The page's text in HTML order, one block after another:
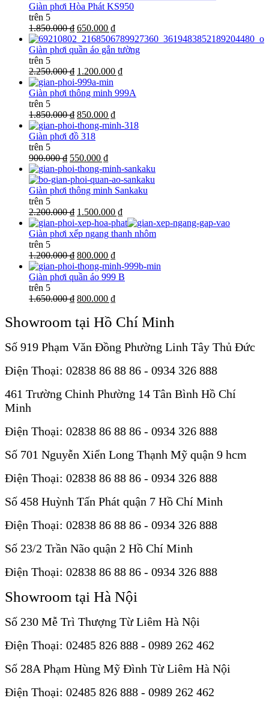
Giàn phơi Hòa Phát KS950
trên 5
1.850.000 ₫ 650.000 ₫
Giàn phơi quần áo gắn tường
trên 5
2.250.000 ₫ 1.200.000 ₫
Giàn phơi thông minh 999A
trên 5
1.850.000 ₫ 850.000 ₫
Giàn phơi đồ 318
trên 5
900.000 ₫ 550.000 ₫
Giàn phơi thông minh Sankaku
trên 5
2.200.000 ₫ 1.500.000 ₫
Giàn phơi xếp ngang thanh nhôm
trên 5
1.200.000 ₫ 800.000 ₫
Giàn phơi quần áo 999 B
trên 5
1.650.000 ₫ 800.000 ₫
Showroom tại Hồ Chí Minh
Số 919 Phạm Văn Đồng Phường Linh Tây Thủ Đức
Điện Thoại: 02838 86 88 86 - 0934 326 888
461 Trường Chinh Phường 14 Tân Bình Hồ Chí
Minh
Điện Thoại: 02838 86 88 86 - 0934 326 888
Số 701 Nguyễn Xiển Long Thạnh Mỹ quận 9 hcm
Điện Thoại: 02838 86 88 86 - 0934 326 888
Số 458 Huỳnh Tấn Phát quận 7 Hồ Chí Minh
Điện Thoại: 02838 86 88 86 - 0934 326 888
Số 23/2 Trần Não quận 2 Hồ Chí Minh
Điện Thoại: 02838 86 88 86 - 0934 326 888
Showroom tại Hà Nội
Số 230 Mễ Trì Thượng Từ Liêm Hà Nội
Điện Thoại: 02485 826 888 - 0989 262 462
Số 28A Phạm Hùng Mỹ Đình Từ Liêm Hà Nội
Điện Thoại: 02485 826 888 - 0989 262 462